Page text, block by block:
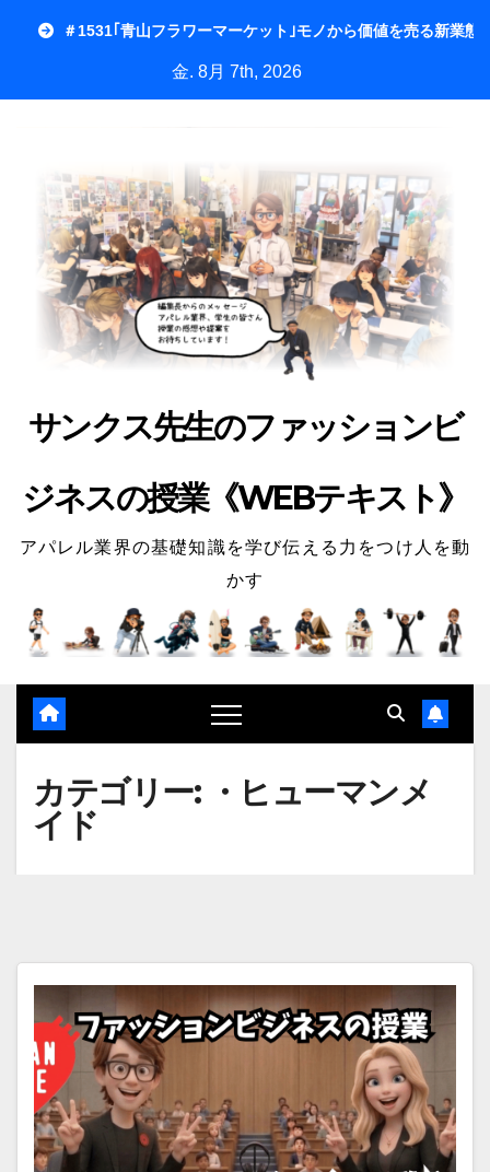
＃1531｢青山フラワーマーケット｣モノから価値を売る新業態
金. 8月 7th, 2026
サンクス先生のファッションビ
ジネスの授業《WEBテキスト》
アパレル業界の基礎知識を学び伝える力をつけ人を動
かす
カテゴリー: ・ヒューマンメ
イド